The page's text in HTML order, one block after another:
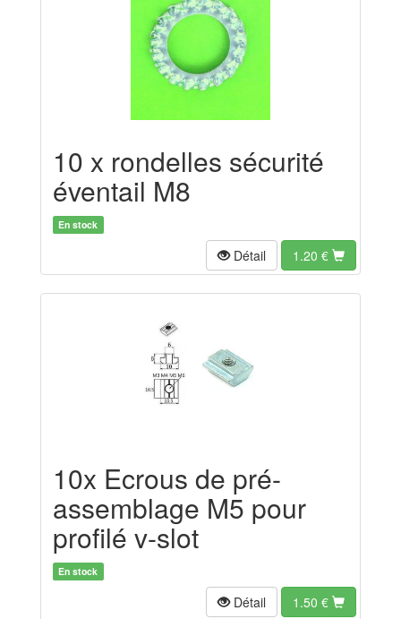
10 x rondelles sécurité
éventail M8
En stock
Détail 1.20 €
10x Ecrous de pré-
assemblage M5 pour
profilé v-slot
En stock
Détail 1.50 €